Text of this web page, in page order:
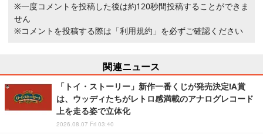
※一度コメントを投稿した後は約120秒間投稿することができま
せん
※コメントを投稿する際は 「利用規約」 を必ずご確認ください
関連ニュース
「トイ・ストーリー」新作一番くじが発売決定!A賞
は、ウッディたちがレトロ感満載のアナログレコード
上を走る姿で立体化
2026.08.07 Fri 03:40